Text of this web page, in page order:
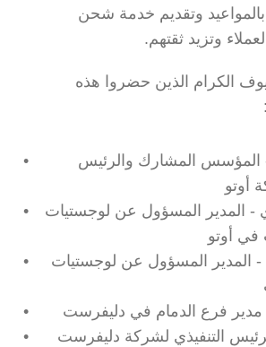
وتزيد ثقتهم.
أوتو
في أوتو
فرع الدمام في دليفرست
التنفيذي لشركة دليفرست